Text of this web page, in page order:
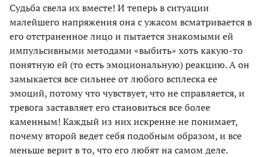
Судьба свела их вместе! И теперь в ситуации
малейшего напряжения она с ужасом всматривается в
его отстраненное лицо и пытается знакомыми ей
импульсивными методами «выбить» хоть какую-то
понятную ей (то есть эмоциональную) реакцию. А он
замыкается все сильнее от любого всплеска ее
эмоций, потому что чувствует, что не справляется, и
тревога заставляет его становиться все более
каменным! Каждый из них искренне не понимает,
почему второй ведет себя подобным образом, и все
меньше верит в то, что его любят на самом деле.